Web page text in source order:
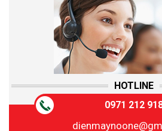
HOTLINE
0971 212